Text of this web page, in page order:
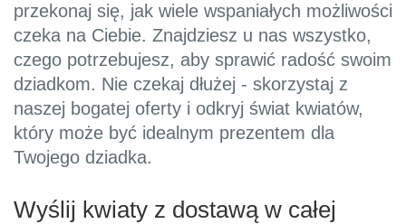
przekonaj się, jak wiele wspaniałych możliwości
czeka na Ciebie. Znajdziesz u nas wszystko,
czego potrzebujesz, aby sprawić radość swoim
dziadkom. Nie czekaj dłużej - skorzystaj z
naszej bogatej oferty i odkryj świat kwiatów,
który może być idealnym prezentem dla
Twojego dziadka.
Wyślij kwiaty z dostawą w całej